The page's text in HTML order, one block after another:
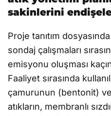
sakinlerini
Proje tanıtım
sondaj çalışmaları
emisyonu oluşması
Faaliyet sırasında
çamurunun (bentonit)
atıkların, membranlı